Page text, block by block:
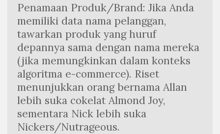
Penamaan Produk/Brand: Jika Anda
memiliki data nama pelanggan,
tawarkan produk yang huruf
depannya sama dengan nama mereka
(jika memungkinkan dalam konteks
algoritma e-commerce). Riset
menunjukkan orang bernama Allan
lebih suka cokelat Almond Joy,
sementara Nick lebih suka
Nickers/Nutrageous.